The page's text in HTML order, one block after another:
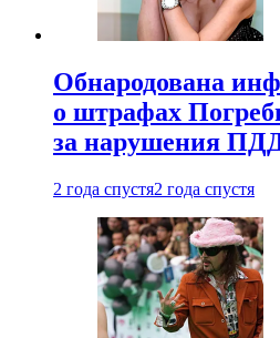
Обнародована
о штрафах
за нарушения
2 года спустя2 года спустя